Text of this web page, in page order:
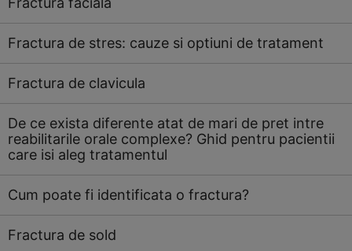
Fractura de stres: cauze si optiuni de tratament
Fractura de clavicula
De ce exista diferente atat de mari de pret intre
reabilitarile orale complexe? Ghid pentru pacientii
care isi aleg tratamentul
Cum poate fi identificata o fractura?
Fractura de sold